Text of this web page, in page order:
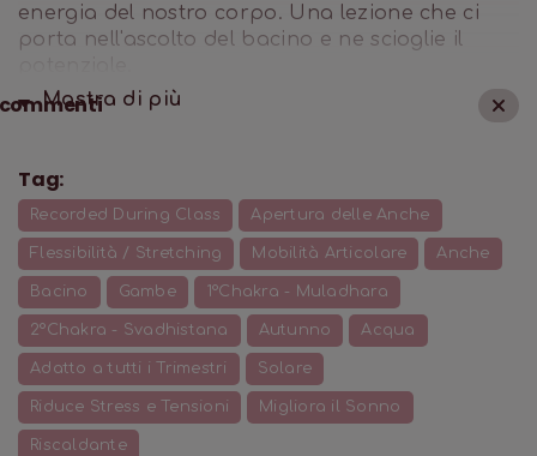
energia del nostro corpo. Una lezione che ci
porta nell'ascolto del bacino e ne scioglie il
Mostra di più
Tag:
Recorded During Class Apertura delle Anche
Flessibilità / Stretching Mobilità Articolare Anche
Bacino Gambe 1°Chakra - Muladhara
2°Chakra - Svadhistana Autunno Acqua
Adatto a tutti i Trimestri Solare
Riduce Stress e Tensioni Migliora il Sonno
Riscaldante